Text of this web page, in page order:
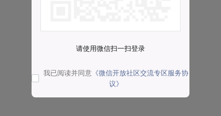
请使用微信扫一扫登录
我已阅读并同意 《微信开放社区交流专区服务协
议》